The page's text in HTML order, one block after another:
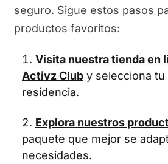
seguro. Sigue estos pasos
productos favoritos:
Visita nuestra tienda en
Activz Club y selecciona tu
residencia.
Explora nuestros
paquete que mejor se
necesidades.